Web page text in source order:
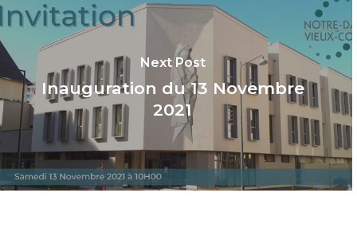
Next Post
Inauguration du 13 Novembre
2021